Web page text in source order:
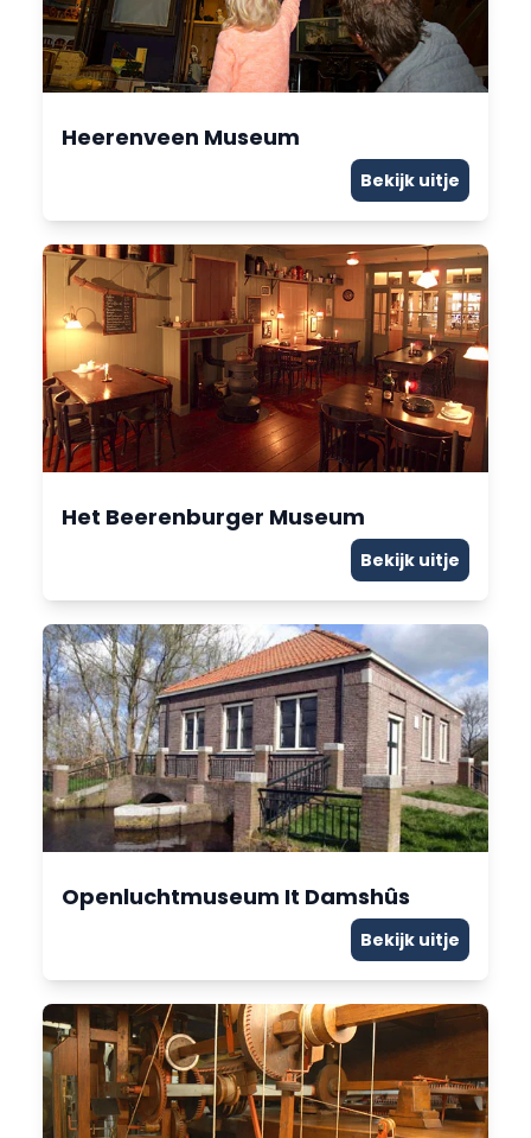
Heerenveen Museum
Bekijk uitje
Het Beerenburger Museum
Bekijk uitje
Openluchtmuseum It Damshûs
Bekijk uitje